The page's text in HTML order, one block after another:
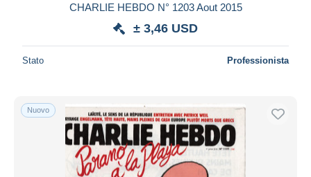
CHARLIE HEBDO N° 1203 Aout 2015
± 3,46 USD
Stato Professionista
Nuovo